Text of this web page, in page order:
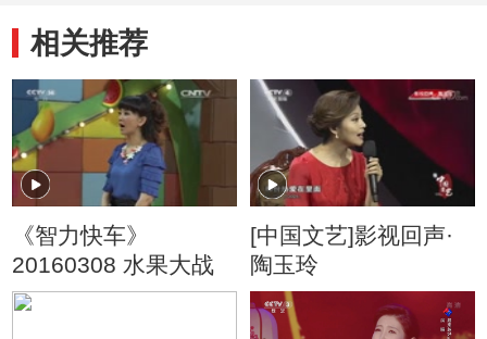
相关推荐
《智力快车》
20160308 水果大战
[中国文艺]影视回声·
陶玉玲